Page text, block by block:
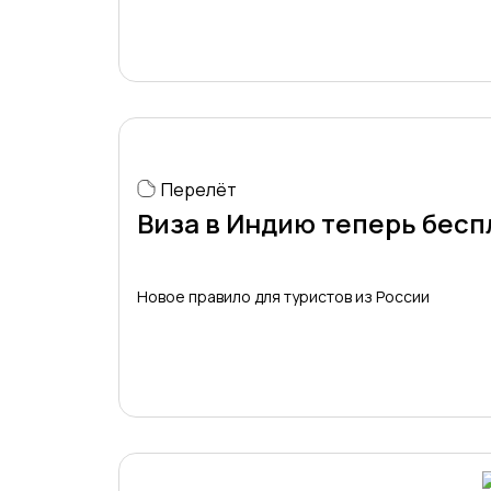
Перелёт
Виза в Индию теперь
Новое правило для туристов из России